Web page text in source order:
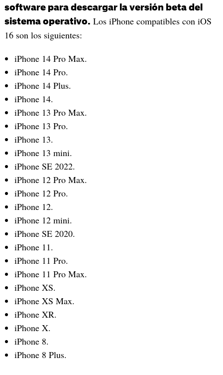
software para descargar la versión beta del
sistema operativo. Los iPhone compatibles con iOS
16 son los siguientes:
iPhone 14 Pro Max.
iPhone 14 Pro.
iPhone 14 Plus.
iPhone 14.
iPhone 13 Pro Max.
iPhone 13 Pro.
iPhone 13.
iPhone 13 mini.
iPhone SE 2022.
iPhone 12 Pro Max.
iPhone 12 Pro.
iPhone 12.
iPhone 12 mini.
iPhone SE 2020.
iPhone 11.
iPhone 11 Pro.
iPhone 11 Pro Max.
iPhone XS.
iPhone XS Max.
iPhone XR.
iPhone X.
iPhone 8.
iPhone 8 Plus.